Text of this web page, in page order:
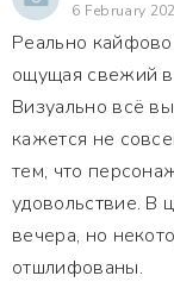
6 February
Реально
ощущая свежий
Визуально всё
кажется не
тем, что
удовольствие. В
вечера, но
отшлифованы.